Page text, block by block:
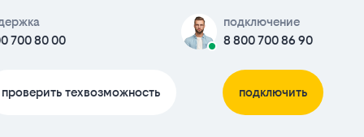
700 80 00
подключение
8 800 700 86 90
проверить техвозможность подключить